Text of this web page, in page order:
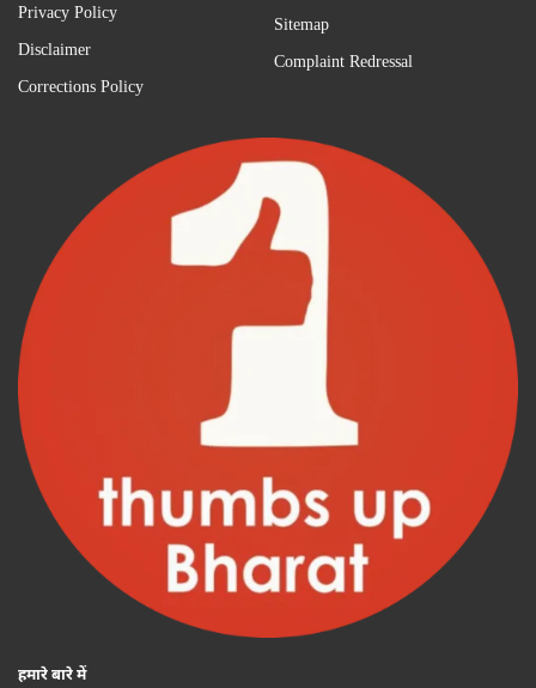
Privacy Policy
Disclaimer
Corrections Policy
Sitemap
Complaint Redressal
हमारे बारे में